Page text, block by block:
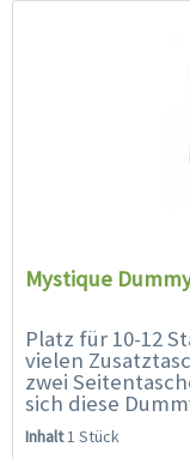
Mystique
Platz für 10-12
vielen
zwei
sich diese
grosse Trainings,
Inhalt1 Stück